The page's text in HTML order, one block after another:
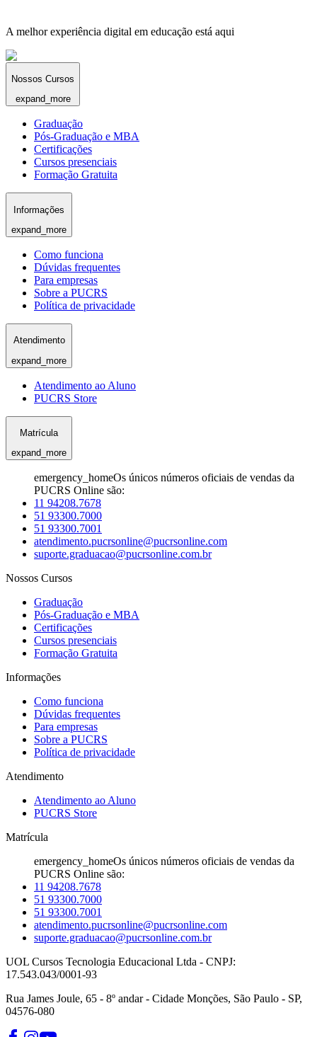
A melhor experiência digital em educação está aqui
Nossos Cursos
expand_more
Graduação
Pós-Graduação e MBA
Certificações
Cursos presenciais
Formação Gratuita
Informações
expand_more
Como funciona
Dúvidas frequentes
Para empresas
Sobre a PUCRS
Política de privacidade
Atendimento
expand_more
Atendimento ao Aluno
PUCRS Store
Matrícula
expand_more
emergency_homeOs únicos números oficiais de vendas da
PUCRS Online são:
11 94208.7678
51 93300.7000
51 93300.7001
atendimento.pucrsonline@pucrsonline.com
suporte.graduacao@pucrsonline.com.br
Nossos Cursos
Graduação
Pós-Graduação e MBA
Certificações
Cursos presenciais
Formação Gratuita
Informações
Como funciona
Dúvidas frequentes
Para empresas
Sobre a PUCRS
Política de privacidade
Atendimento
Atendimento ao Aluno
PUCRS Store
Matrícula
emergency_homeOs únicos números oficiais de vendas da
PUCRS Online são:
11 94208.7678
51 93300.7000
51 93300.7001
atendimento.pucrsonline@pucrsonline.com
suporte.graduacao@pucrsonline.com.br
UOL Cursos Tecnologia Educacional Ltda - CNPJ:
17.543.043/0001-93
Rua James Joule, 65 - 8º andar - Cidade Monções, São Paulo - SP,
04576-080